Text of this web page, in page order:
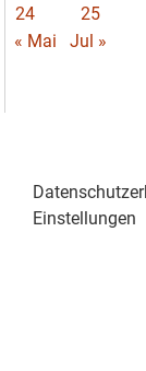
24
25
« Mai
Jul »
Einstellungen